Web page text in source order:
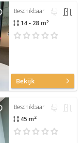
Beschikbaar
14 - 28 m2
Bekijk
Beschikbaar
45 m2